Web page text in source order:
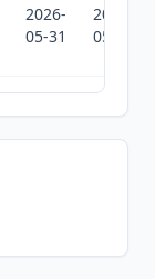
2026-
05-31
2026-
05-31
2026-
05-31
2026-
05-31